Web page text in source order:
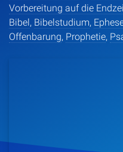
Vorbereitung auf die
Bibel, Bibelstudium,
Offenbarung, Prophetie,